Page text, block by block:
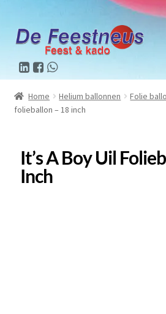
Home Helium ballonnen Folie
folieballon – 18 inch
It’s A Boy Uil
Inch